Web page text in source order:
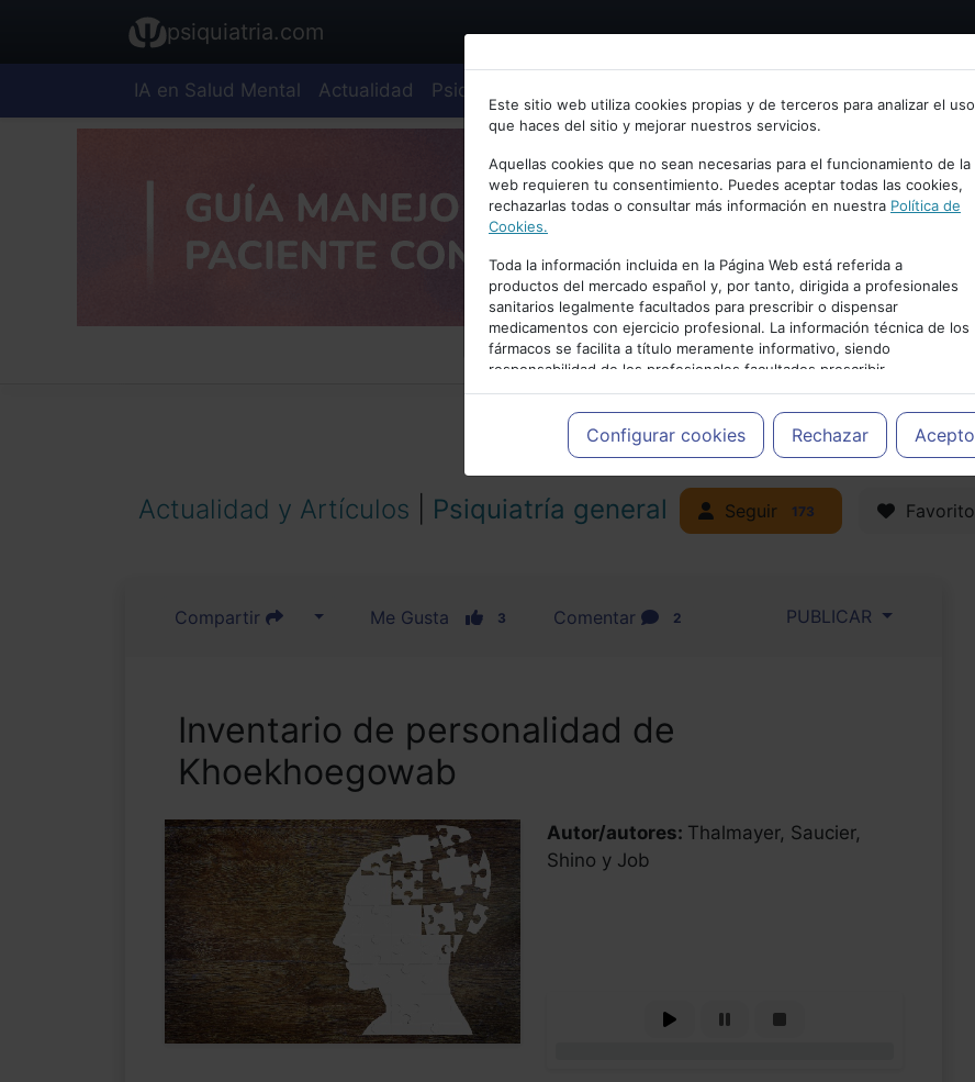
Bienvenid@ a psiquiatria.com
Escribe tu Email
Accede o regístrate con tu email.
Cancelar
psiquiatria.com
IA en Salud Mental Actualidad Psiquiatría
Este sitio web utiliza cookies propias y de terceros para analizar el uso
que haces del sitio y mejorar nuestros servicios.
Aquellas cookies que no sean necesarias para el funcionamiento de la
web requieren tu consentimiento. Puedes aceptar todas las cookies,
rechazarlas todas o consultar más información en nuestra Política de
Cookies.
Toda la información incluida en la Página Web está referida a
productos del mercado español y, por tanto, dirigida a profesionales
sanitarios legalmente facultados para prescribir o dispensar
medicamentos con ejercicio profesional. La información técnica de los
fármacos se facilita a título meramente informativo, siendo
responsabilidad de los profesionales facultados prescribir
medicamentos y decidir, en cada caso concreto, el tratamiento más
adecuado a las necesidades del paciente.
Configurar cookies Rechazar Acepto
PUBLICIDAD
Actualidad y Artículos Psiquiatría general Seguir 173 Favorito
Compartir Me Gusta 3 Comentar 2 PUBLICAR
Inventario de personalidad de
Khoekhoegowab
Autor/autores: Thalmayer, Saucier,
Shino y Job